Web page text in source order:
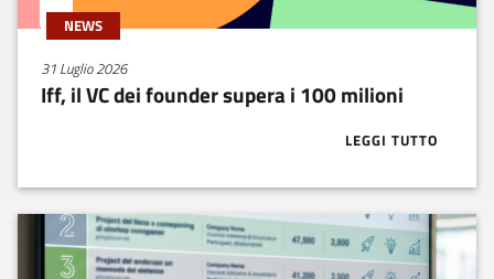
NEWS
31 Luglio 2026
Iff, il VC dei founder supera i 100 milioni
LEGGI TUTTOABOUT IFF, IL